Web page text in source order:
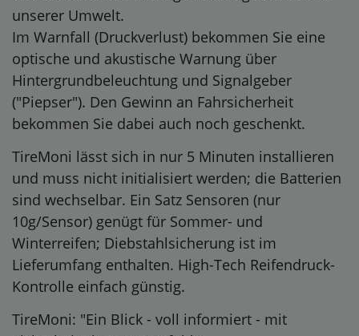
unserer Umwelt.
Im Warnfall (Druckverlust) bekommen Sie eine
optische und akustische Warnung über
Hintergrundbeleuchtung und Signalgeber
("Piepser"). Den Gewinn an Fahrsicherheit
bekommen Sie dabei auch noch geschenkt.
TireMoni lässt sich in nur 5 Minuten installieren
und muss nicht initialisiert werden; die Batterien
sind wechselbar. Ein Satz Sensoren (nur
10g/Sensor) genügt für Sommer- und
Winterreifen; Diebstahlsicherung ist im
Lieferumfang enthalten. High-Tech Reifendruck-
Kontrolle einfach günstig.
TireMoni: "Ein Blick - voll informiert - mit